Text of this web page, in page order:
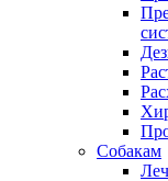
Собакам